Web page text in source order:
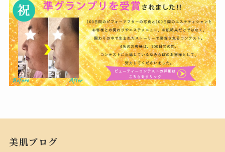
美肌ブログ